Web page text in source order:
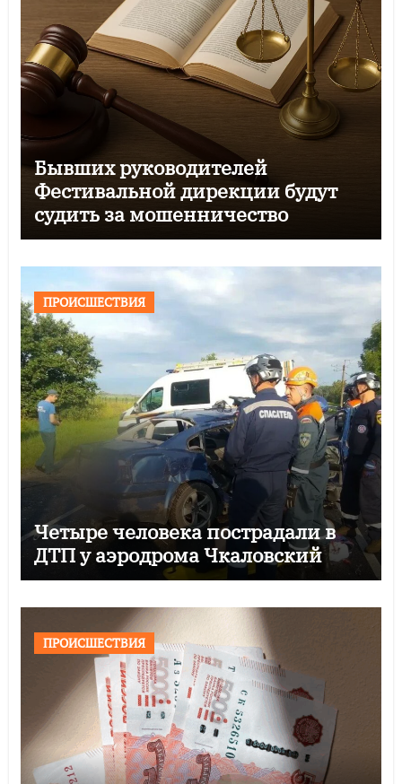
Бывших руководителей
Фестивальной дирекции будут
судить за мошенничество
ПРОИСШЕСТВИЯ
Четыре человека пострадали в
ДТП у аэродрома Чкаловский
ПРОИСШЕСТВИЯ